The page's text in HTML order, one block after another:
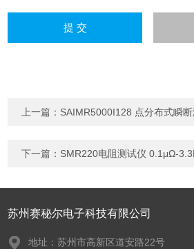
上一篇： SAIMR5000I128 点分布式瞬
下一篇： SMR220电阻测试仪 0.1μΩ-
苏州赛秘尔电子科技有限公司
地址：苏州市高新区道安路22号